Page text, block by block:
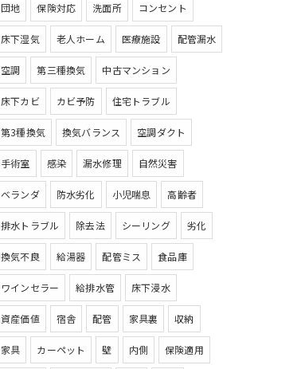
団地 保険対応 洗面所 コンセント
床下湿気 老人ホーム 医療施設 配管漏水
空調 第三種換気 中古マンション
床下カビ カビ予防 住宅トラブル
第3種換気 換気バランス 空調ダクト
手術室 感染 漏水修理 自然災害
ベランダ 防水劣化 小児喘息 高齢者
排水トラブル 除去法 シーリング 劣化
換気不良 給湯器 配管ミス 食品庫
ワインセラー 給排水管 床下浸水
資産価値 宿舎 配管 家具裏 収納
家具 カーペット 壁 内側 保険適用